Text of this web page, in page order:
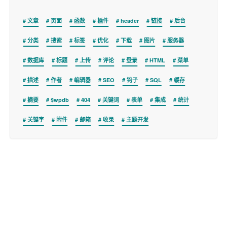
文章 页面 函数 插件 header 链接 后台
分类 搜索 标签 优化 下载 图片 服务器
数据库 标题 上传 评论 登录 HTML 菜单
描述 作者 编辑器 SEO 钩子 SQL 缓存
摘要 $wpdb 404 关键词 表单 集成 统计
关键字 附件 邮箱 收录 主题开发